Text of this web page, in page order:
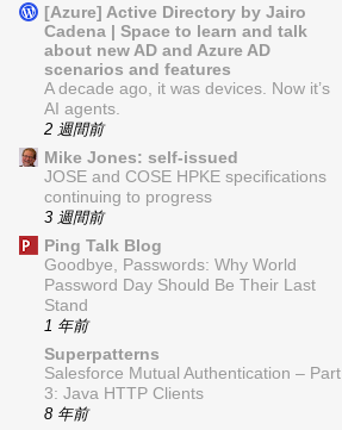
[Azure] Active Directory by Jairo
Cadena | Space to learn and talk
about new AD and Azure AD
scenarios and features
A decade ago, it was devices. Now it’s
AI agents.
2 週間前
Mike Jones: self-issued
JOSE and COSE HPKE specifications
continuing to progress
3 週間前
Ping Talk Blog
Goodbye, Passwords: Why World
Password Day Should Be Their Last
Stand
1 年前
Superpatterns
Salesforce Mutual Authentication – Part
3: Java HTTP Clients
8 年前